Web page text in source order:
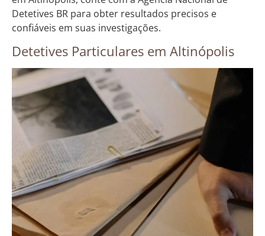
Detetives BR para obter resultados precisos e
confiáveis em suas investigações.
Detetives Particulares em Altinópolis